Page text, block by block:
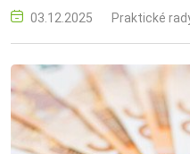
Vianoce, vedomé darčeky,
03.12.2025 Praktické